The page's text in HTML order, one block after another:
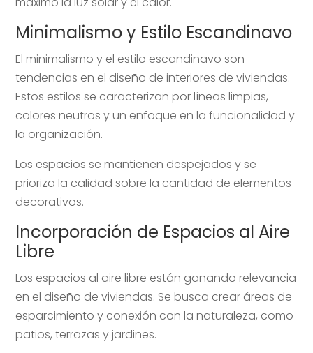
Minimalismo y Estilo Escandinavo
El minimalismo y el estilo escandinavo son
tendencias en el diseño de interiores de viviendas.
Estos estilos se caracterizan por líneas limpias,
colores neutros y un enfoque en la funcionalidad y
la organización.
Los espacios se mantienen despejados y se
prioriza la calidad sobre la cantidad de elementos
decorativos.
Incorporación de Espacios al Aire
Libre
Los espacios al aire libre están ganando relevancia
en el diseño de viviendas. Se busca crear áreas de
esparcimiento y conexión con la naturaleza, como
patios, terrazas y jardines.